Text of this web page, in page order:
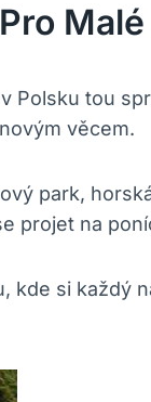
Malé
tou
věcem.
park,
projet na
si každý